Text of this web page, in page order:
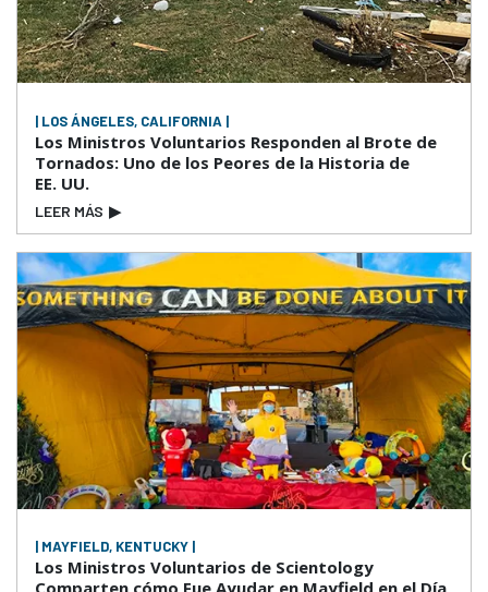
| LOS ÁNGELES, CALIFORNIA |
Los Ministros Voluntarios Responden al Brote de
Tornados: Uno de los Peores de la Historia de
EE. UU.
LEER MÁS ▶
| MAYFIELD, KENTUCKY |
Los Ministros Voluntarios de Scientology
Comparten cómo Fue Ayudar en Mayfield en el Día